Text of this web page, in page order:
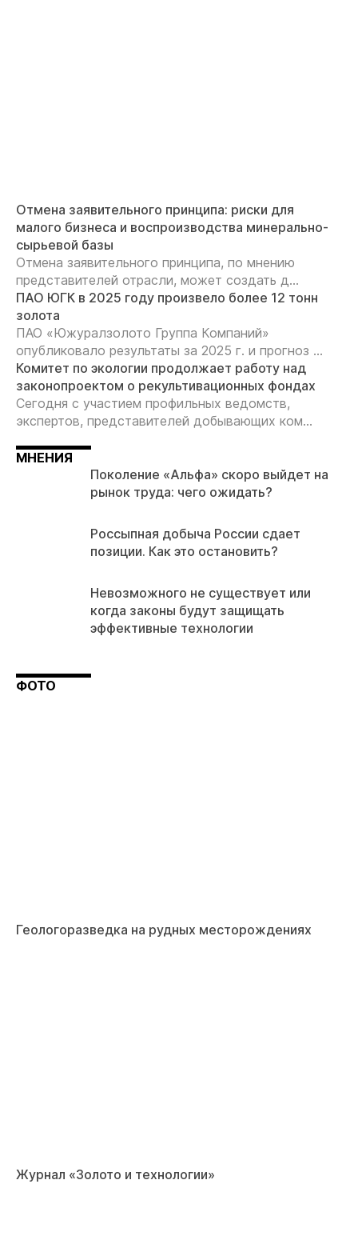
Отмена заявительного принципа: риски для
малого бизнеса и воспроизводства минерально-
сырьевой базы
Отмена заявительного принципа, по мнению
представителей отрасли, может создать д...
ПАО ЮГК в 2025 году произвело более 12 тонн
золота
ПАО «Южуралзолото Группа Компаний»
опубликовало результаты за 2025 г. и прогноз ...
Комитет по экологии продолжает работу над
законопроектом о рекультивационных фондах
Сегодня с участием профильных ведомств,
экспертов, представителей добывающих ком...
МНЕНИЯ
Поколение «Альфа» скоро выйдет на
рынок труда: чего ожидать?
Россыпная добыча России сдает
позиции. Как это остановить?
Невозможного не существует или
когда законы будут защищать
эффективные технологии
ФОТО
Геологоразведка на рудных месторождениях
Журнал «Золото и технологии»